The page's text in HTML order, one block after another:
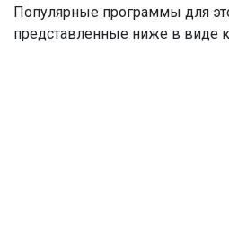
Популярные программы для
представленные ниже в виде